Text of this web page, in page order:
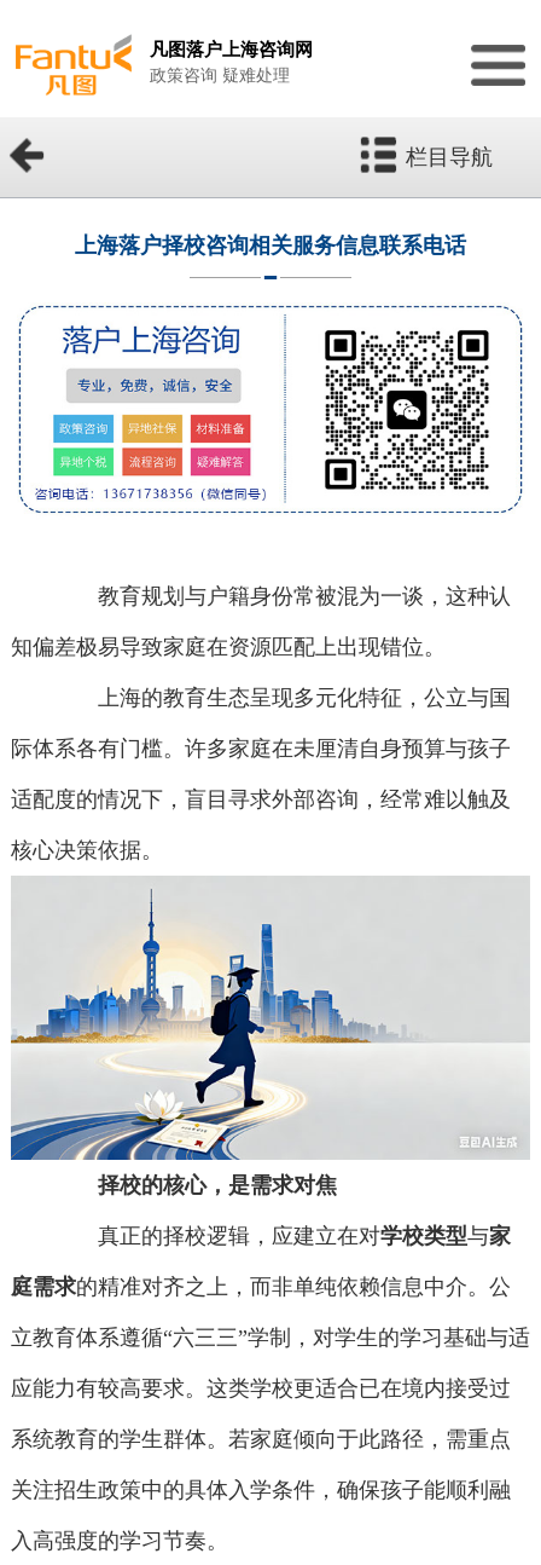
凡图落户上海咨询网
政策咨询 疑难处理
栏目导航
上海落户择校咨询相关服务信息联系电话
教育规划与户籍身份常被混为一谈，这种认
知偏差极易导致家庭在资源匹配上出现错位。
上海的教育生态呈现多元化特征，公立与国
际体系各有门槛。许多家庭在未厘清自身预算与孩子
适配度的情况下，盲目寻求外部咨询，经常难以触及
核心决策依据。
择校的核心，是需求对焦
真正的择校逻辑，应建立在对学校类型与家
庭需求的精准对齐之上，而非单纯依赖信息中介。公
立教育体系遵循“六三三”学制，对学生的学习基础与适
应能力有较高要求。这类学校更适合已在境内接受过
系统教育的学生群体。若家庭倾向于此路径，需重点
关注招生政策中的具体入学条件，确保孩子能顺利融
入高强度的学习节奏。